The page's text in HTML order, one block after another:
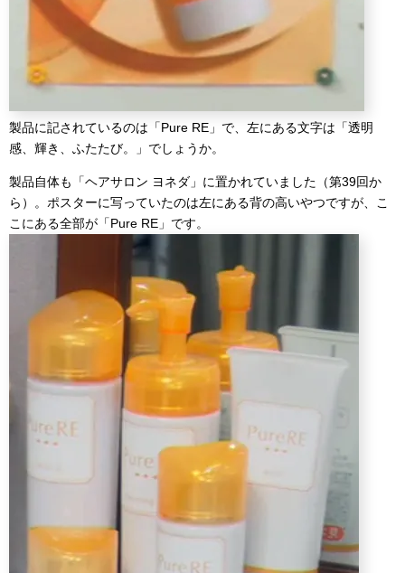
製品に記されているのは「Pure RE」で、左にある文字は「透明
感、輝き、ふたたび。」でしょうか。
製品自体も「ヘアサロン ヨネダ」に置かれていました（第39回か
ら）。ポスターに写っていたのは左にある背の高いやつですが、こ
こにある全部が「Pure RE」です。